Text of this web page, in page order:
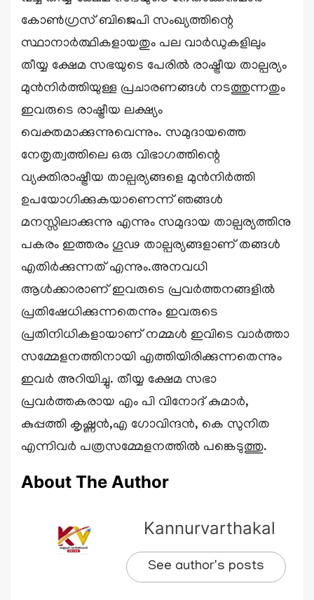
കോൺഗ്രസ് ബിജെപി സംഖ്യത്തിന്റെ
സ്ഥാനാർത്ഥികളായതും പല വാർഡുകളിലും
തീയ്യ ക്ഷേമ സഭയുടെ പേരിൽ രാഷ്ട്രീയ താല്പര്യം
മുൻനിർത്തിയുള്ള പ്രചാരണങ്ങൾ നടത്തുന്നതും
ഇവരുടെ രാഷ്ട്രീയ ലക്ഷ്യം
വെക്തമാക്കുന്നുവെന്നും. സമുദായത്തെ
നേതൃത്വത്തിലെ ഒരു വിഭാഗത്തിന്റെ
വ്യക്തിരാഷ്ട്രീയ താല്പര്യങ്ങളെ മുൻനിർത്തി
ഉപയോഗിക്കുകയാണെന്ന് ഞങ്ങൾ
മനസ്സിലാക്കുന്നു എന്നും സമുദായ താല്പര്യത്തിനു
പകരം ഇത്തരം ഗൂഢ താല്പര്യങ്ങളാണ് തങ്ങൾ
എതിർക്കുന്നത് എന്നും.അനവധി
ആൾക്കാരാണ് ഇവരുടെ പ്രവർത്തനങ്ങളിൽ
പ്രതിഷേധിക്കുന്നതെന്നും ഇവരുടെ
പ്രതിനിധികളായാണ് നമ്മൾ ഇവിടെ വാർത്താ
സമ്മേളനത്തിനായി എത്തിയിരിക്കുന്നതെന്നും
ഇവർ അറിയിച്ചു. തീയ്യ ക്ഷേമ സഭാ
പ്രവർത്തകരായ എം പി വിനോദ് കുമാർ,
കുപ്പത്തി കൃഷ്ണൻ,എ ഗോവിന്ദൻ, കെ സുനിത
എന്നിവർ പത്രസമ്മേളനത്തിൽ പങ്കെടുത്തു.
About The Author
Kannurvarthakal
See author's posts